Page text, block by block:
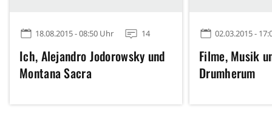
18.08.2015 - 08:50 Uhr 14
Ich, Alejandro Jodorowsky und
Montana Sacra
02.03.2015 -
Filme, Musik
Drumherum